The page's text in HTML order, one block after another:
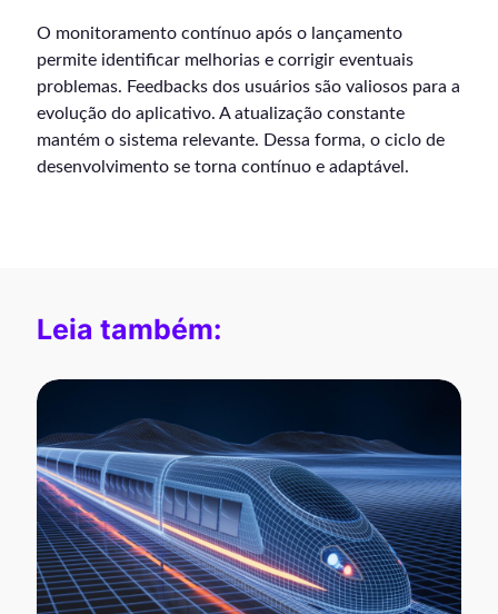
O monitoramento contínuo após o lançamento
permite identificar melhorias e corrigir eventuais
problemas. Feedbacks dos usuários são valiosos para a
evolução do aplicativo. A atualização constante
mantém o sistema relevante. Dessa forma, o ciclo de
desenvolvimento se torna contínuo e adaptável.
Leia também: